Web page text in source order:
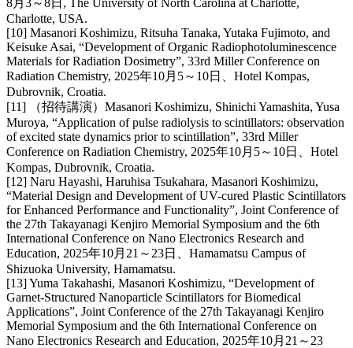
Charlotte, USA.
[10] Masanori Koshimizu, Ritsuha Tanaka, Yutaka Fujimoto, and
Keisuke Asai, “Development of Organic Radiophotoluminescence
Materials for Radiation Dosimetry”, 33rd Miller Conference on
Radiation Chemistry, 2025年10月5～10日、Hotel Kompas,
Dubrovnik, Croatia.
[11] （招待講演）Masanori Koshimizu, Shinichi Yamashita, Yusa
Muroya, “Application of pulse radiolysis to scintillators: observation
of excited state dynamics prior to scintillation”, 33rd Miller
Conference on Radiation Chemistry, 2025年10月5～10日、Hotel
Kompas, Dubrovnik, Croatia.
[12] Naru Hayashi, Haruhisa Tsukahara, Masanori Koshimizu,
“Material Design and Development of UV-cured Plastic Scintillators
for Enhanced Performance and Functionality”, Joint Conference of
the 27th Takayanagi Kenjiro Memorial Symposium and the 6th
International Conference on Nano Electronics Research and
Education, 2025年10月21～23日、Hamamatsu Campus of
Shizuoka University, Hamamatsu.
[13] Yuma Takahashi, Masanori Koshimizu, “Development of
Garnet-Structured Nanoparticle Scintillators for Biomedical
Applications”, Joint Conference of the 27th Takayanagi Kenjiro
Memorial Symposium and the 6th International Conference on
Nano Electronics Research and Education, 2025年10月21～23